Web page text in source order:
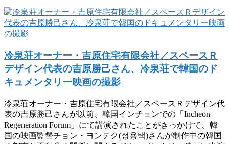
冷泉荘オーナー・吉原住宅有限会社／スペースＲ
デザイン代表の吉原勝己さん、冷泉荘で韓国のド
キュメンタリー映画の撮影
冷泉荘オーナー・吉原住宅有限会社／スペースＲデザイン代
表の吉原勝己さんが以前、韓国インチョンでの「Incheon
Regeneration Forum」にて講演されたことがきっかけで、韓
国の映画監督チョン・ヨンテク(정용택)さんが制作中の韓国